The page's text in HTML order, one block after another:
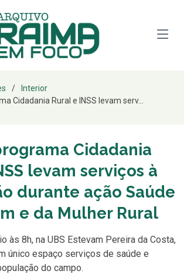
Interior
Cidadania Rural e INSS levam serv...
Cidadania
levam serviços à
durante ação Saúde
e da Mulher Rural
às 8h, na UBS Estevam Pereira da Costa,
único espaço serviços de saúde e
do campo.